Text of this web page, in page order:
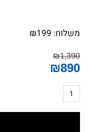
משלוח: ₪199
₪1,390
₪890